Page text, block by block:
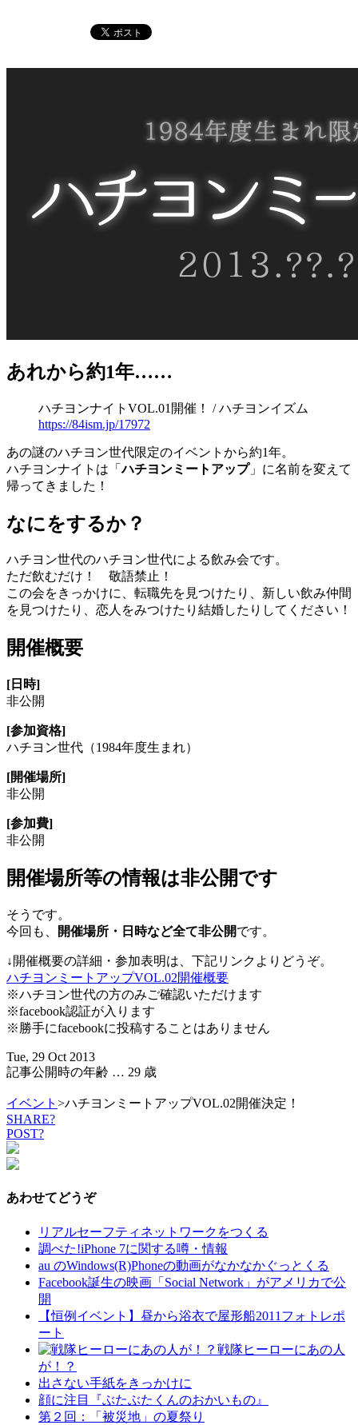
あれから約1年……
ハチヨンナイトVOL.01開催！ / ハチヨンイズム
https://84ism.jp/17972
あの謎のハチヨン世代限定のイベントから約1年。
ハチヨンナイトは「ハチヨンミートアップ」に名前を変えて
帰ってきました！
なにをするか？
ハチヨン世代のハチヨン世代による飲み会です。
ただ飲むだけ！ 敬語禁止！
この会をきっかけに、転職先を見つけたり、新しい飲み仲間
を見つけたり、恋人をみつけたり結婚したりしてください！
開催概要
[日時]
非公開
[参加資格]
ハチヨン世代（1984年度生まれ）
[開催場所]
非公開
[参加費]
非公開
開催場所等の情報は非公開です
そうです。
今回も、
開催場所・日時など全て非公開です。
↓開催概要の詳細・参加表明は、下記リンクよりどうぞ。
ハチヨンミートアップVOL.02開催概要
※ハチヨン世代の方のみご確認いただけます
※facebook認証が入ります
※勝手にfacebookに投稿することはありません
Tue, 29 Oct 2013
記事公開時の年齢 … 29 歳
イベント >ハチヨンミートアップVOL.02開催決定！
SHARE?
POST?
あわせてどうぞ
リアルセーフティネットワークをつくる
調べた!iPhone 7に関する噂・情報
au のWindows(R)Phoneの動画がなかなかぐっとくる
Facebook誕生の映画「Social Network」がアメリカで公
開
【恒例イベント】昼から浴衣で屋形船2011フォトレポ
ート
戦隊ヒーローにあの人
が！？
出さない手紙をきっかけに
顔に注目『ぶたぶたくんのおかいもの』
第２回：「被災地」の夏祭り